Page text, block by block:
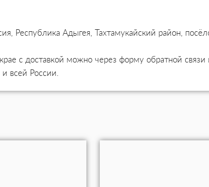
Республика Адыгея, Тахтамукайский район,
с доставкой можно через форму обратной
всей России.